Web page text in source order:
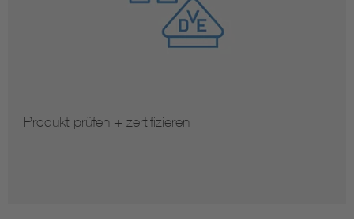
Produkt prüfen + zertifizieren